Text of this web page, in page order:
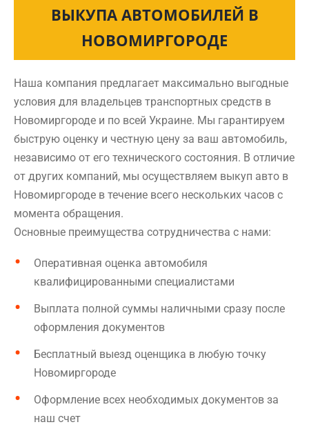
ВЫКУПА АВТОМОБИЛЕЙ В
НОВОМИРГОРОДЕ
Наша компания предлагает максимально выгодные
условия для владельцев транспортных средств в
Новомиргороде и по всей Украине. Мы гарантируем
быструю оценку и честную цену за ваш автомобиль,
независимо от его технического состояния. В отличие
от других компаний, мы осуществляем выкуп авто в
Новомиргороде в течение всего нескольких часов с
момента обращения.
Основные преимущества сотрудничества с нами:
Оперативная оценка автомобиля
квалифицированными специалистами
Выплата полной суммы наличными сразу после
оформления документов
Бесплатный выезд оценщика в любую точку
Новомиргороде
Оформление всех необходимых документов за
наш счет